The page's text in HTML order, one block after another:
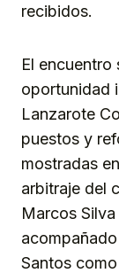
recibidos.
El
oportunidad
Lanzarote
puestos y
mostradas
arbitraje del
Marcos
Santos